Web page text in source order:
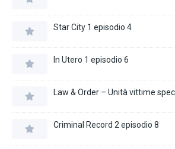
Star City 1 episodio 4
In Utero 1 episodio 6
Law & Order – Unità vittime
Criminal Record 2 episodio 8